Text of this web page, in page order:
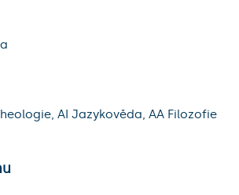
AI Jazykověda, AA Filozofie